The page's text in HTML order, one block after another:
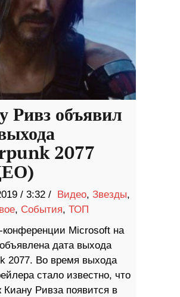
Ривз объявил
2077
/ 3:32 / Видео, Звезды,
, События, ТОП
конференции Microsoft на
​​дата выхода
2077. Во время выхода
стало известно, что
Киану Ривза появится в